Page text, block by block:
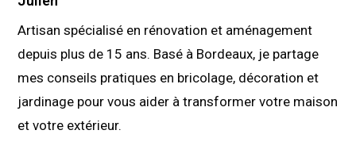
Artisan spécialisé en rénovation et aménagement
depuis plus de 15 ans. Basé à Bordeaux, je partage
mes conseils pratiques en bricolage, décoration et
jardinage pour vous aider à transformer votre maison
et votre extérieur.